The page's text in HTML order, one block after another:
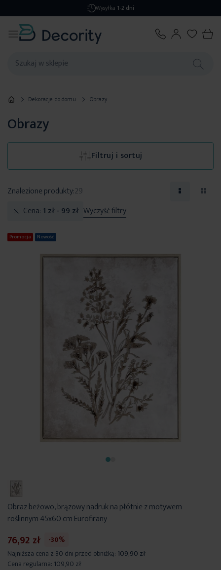
Darmowa dostawaod 299,99 zł
Dekoracje do domu Obrazy
Obrazy
Filtruj i sortuj
Znalezione produkty:29
Cena 1 zł- 99 zł Wyczyść filtry
Promocja Nowość
Obraz beżowo, brązowy nadruk na płótnie z motywem
roślinnym 45x60 cm Eurofirany
76,92 zł
-30%
Najniższa cena z 30 dni przed obniżką: 109,90 zł
Cena regularna: 109,90 zł